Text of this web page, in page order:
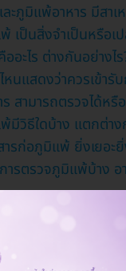
ะภูมิแพ้อาหาร มีสาเ
เป็นสิ่งจำเป็นหรือเป
อะไร ต่างกันอย่างไร
แสดงว่าควรเข้ารั
สามารถตรวจได้หรื
มีวิธีใดบ้าง แตกต่าง
ารก่อภูมิแพ้ ยิ่งเยอะ
ารตรวจภูมิแพ้บ้าง อา
ในเด็กกับผู้ใหญ่ ใช้
ม่?
ด้ไปใช้ในชีวิตประจำ